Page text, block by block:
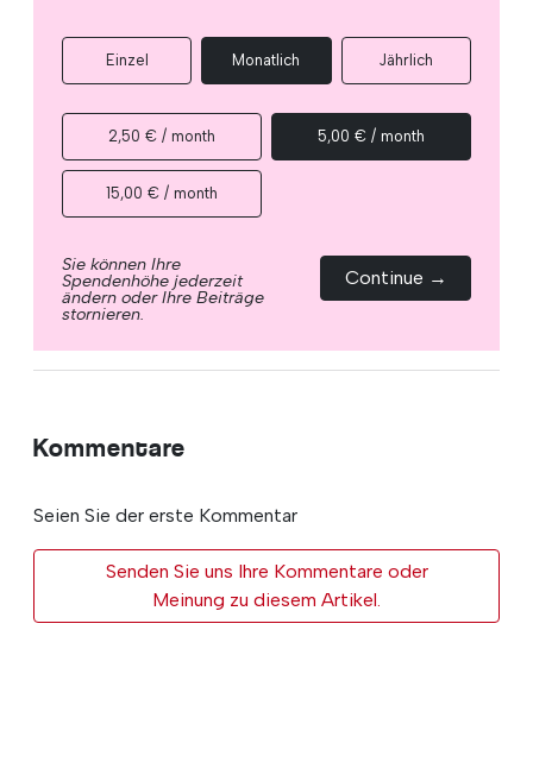
Einzel Monatlich Jährlich
2,50 € / month 5,00 € / month
15,00 € / month
Sie können Ihre
Spendenhöhe jederzeit
ändern oder Ihre Beiträge
stornieren.
Continue →
Kommentare
Seien Sie der erste Kommentar
Senden Sie uns Ihre Kommentare oder
Meinung zu diesem Artikel.